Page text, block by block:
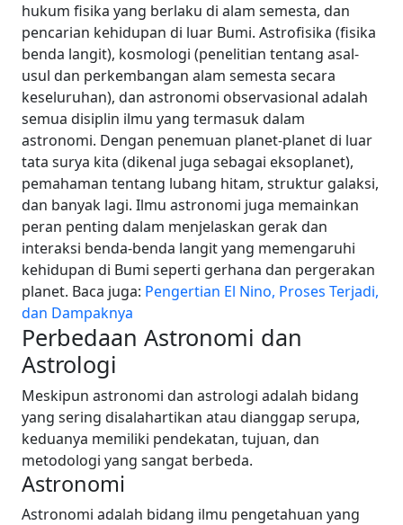
hukum fisika yang berlaku di alam semesta, dan
pencarian kehidupan di luar Bumi. Astrofisika (fisika
benda langit), kosmologi (penelitian tentang asal-
usul dan perkembangan alam semesta secara
keseluruhan), dan astronomi observasional adalah
semua disiplin ilmu yang termasuk dalam
astronomi. Dengan penemuan planet-planet di luar
tata surya kita (dikenal juga sebagai eksoplanet),
pemahaman tentang lubang hitam, struktur galaksi,
dan banyak lagi. Ilmu astronomi juga memainkan
peran penting dalam menjelaskan gerak dan
interaksi benda-benda langit yang memengaruhi
kehidupan di Bumi seperti gerhana dan pergerakan
planet. Baca juga: Pengertian El Nino, Proses Terjadi,
dan Dampaknya
Perbedaan Astronomi dan
Astrologi
Meskipun astronomi dan astrologi adalah bidang
yang sering disalahartikan atau dianggap serupa,
keduanya memiliki pendekatan, tujuan, dan
metodologi yang sangat berbeda.
Astronomi
Astronomi adalah bidang ilmu pengetahuan yang